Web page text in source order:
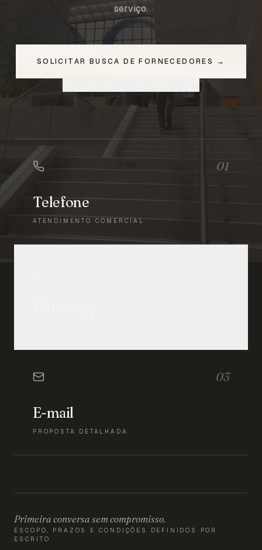
serviço.
SOLICITAR BUSCA DE FORNECEDORES →
01
Telefone
ATENDIMENTO COMERCIAL
03
E-mail
PROPOSTA DETALHADA
Primeira conversa sem compromisso.
ESCOPO, PRAZOS E CONDIÇÕES DEFINIDOS POR
ESCRITO